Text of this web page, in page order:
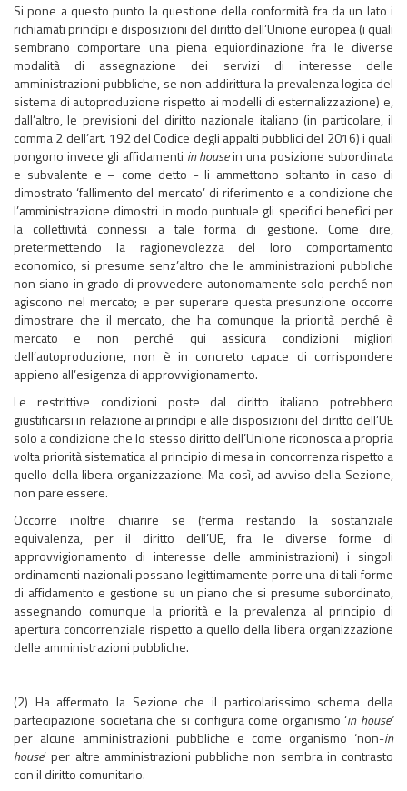
Si pone a questo punto la questione della conformità fra da un lato i
richiamati princìpi e disposizioni del diritto dell’Unione europea (i quali
sembrano comportare una piena equiordinazione fra le diverse
modalità di assegnazione dei servizi di interesse delle
amministrazioni pubbliche, se non addirittura la prevalenza logica del
sistema di autoproduzione rispetto ai modelli di esternalizzazione) e,
dall’altro, le previsioni del diritto nazionale italiano (in particolare, il
comma 2 dell’art. 192 del Codice degli appalti pubblici del 2016) i quali
pongono invece gli affidamenti in housein una posizione subordinata
e subvalente e – come detto - li ammettono soltanto in caso di
dimostrato ‘fallimento del mercato’ di riferimento e a condizione che
l’amministrazione dimostri in modo puntuale gli specifici benefìci per
la collettività connessi a tale forma di gestione. Come dire,
pretermettendo la ragionevolezza del loro comportamento
economico, si presume senz’altro che le amministrazioni pubbliche
non siano in grado di provvedere autonomamente solo perché non
agiscono nel mercato; e per superare questa presunzione occorre
dimostrare che il mercato, che ha comunque la priorità perché è
mercato e non perché qui assicura condizioni migliori
dell’autoproduzione, non è in concreto capace di corrispondere
appieno all’esigenza di approvvigionamento.
Le restrittive condizioni poste dal diritto italiano potrebbero
giustificarsi in relazione ai princìpi e alle disposizioni del diritto dell’UE
solo a condizione che lo stesso diritto dell’Unione riconosca a propria
volta priorità sistematica al principio di mesa in concorrenza rispetto a
quello della libera organizzazione. Ma così, ad avviso della Sezione,
non pare essere.
Occorre inoltre chiarire se (ferma restando la sostanziale
equivalenza, per il diritto dell’UE, fra le diverse forme di
approvvigionamento di interesse delle amministrazioni) i singoli
ordinamenti nazionali possano legittimamente porre una di tali forme
di affidamento e gestione su un piano che si presume subordinato,
assegnando comunque la priorità e la prevalenza al principio di
apertura concorrenziale rispetto a quello della libera organizzazione
delle amministrazioni pubbliche.
(2) Ha affermato la Sezione che il particolarissimo schema della
partecipazione societaria che si configura come organismo ‘in house’
per alcune amministrazioni pubbliche e come organismo ‘non-in
house’ per altre amministrazioni pubbliche non sembra in contrasto
con il diritto comunitario.